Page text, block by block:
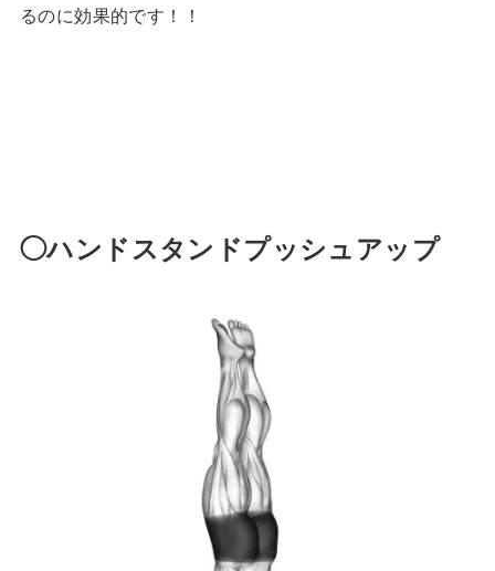
るのに効果的です！！
◯ハンドスタンドプッシュアップ